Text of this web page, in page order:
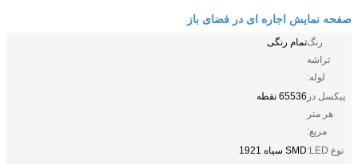
صفحه نمایش اجاره ای در فضای باز
رنگ
تراشه
لوله:
تمام رنگی
پیکسل در
هر متر
مربع:
65536 نقطه
نوع LED:
SMD سیاه 1921